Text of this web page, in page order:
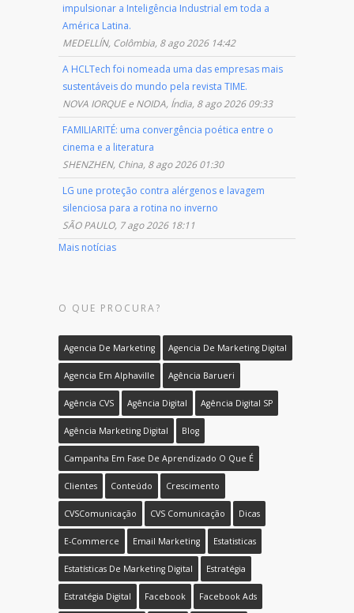
impulsionar a Inteligência Industrial em toda a
América Latina.
MEDELLÍN, Colômbia, 8 ago 2026 14:42
A HCLTech foi nomeada uma das empresas mais
sustentáveis do mundo pela revista TIME.
NOVA IORQUE e NOIDA, Índia, 8 ago 2026 09:33
FAMILIARITÉ: uma convergência poética entre o
cinema e a literatura
SHENZHEN, China, 8 ago 2026 01:30
LG une proteção contra alérgenos e lavagem
silenciosa para a rotina no inverno
SÃO PAULO, 7 ago 2026 18:11
Mais notícias
O QUE PROCURA?
Agencia De Marketing Agencia De Marketing Digital
Agencia Em Alphaville Agência Barueri
Agência CVS Agência Digital Agência Digital SP
Agência Marketing Digital Blog
Campanha Em Fase De Aprendizado O Que É
Clientes Conteúdo Crescimento
CVSComunicação CVS Comunicação Dicas
E-Commerce Email Marketing Estatisticas
Estatísticas De Marketing Digital Estratégia
Estratégia Digital Facebook Facebook Ads